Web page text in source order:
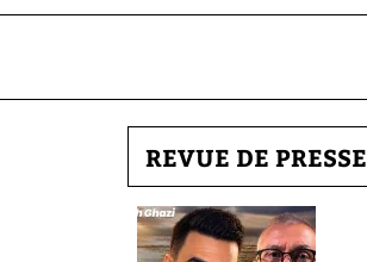
REVUE DE PRESSE